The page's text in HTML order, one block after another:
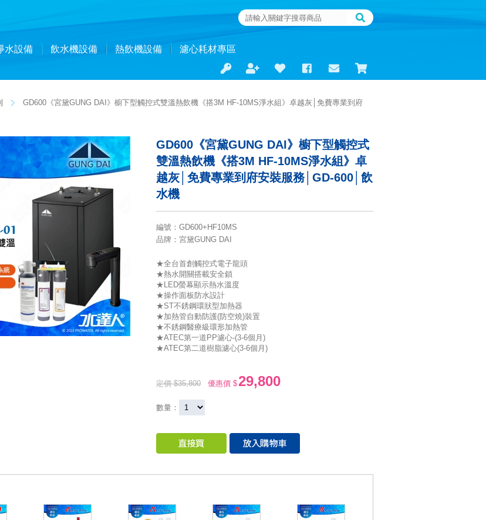
水設備 飲水機設備 熱飲機設備 濾心耗材專區
GD600《宮黛GUNG DAI》櫥下型觸控式雙溫熱飲機《搭3M HF-10MS淨水組》卓越灰│免費專業到府
GD600《宮黛GUNG DAI》櫥下型觸控式
雙溫熱飲機《搭3M HF-10MS淨水組》卓
越灰│免費專業到府安裝服務│GD-600│飲
水機
編號 ： GD600+HF10MS
品牌 ：宮黛GUNG DAI
★全台首創觸控式電子龍頭
★熱水開關搭載安全鎖
★LED螢幕顯示熱水溫度
★操作面板防水設計
★ST不銹鋼環狀型加熱器
★加熱管自動防護(防空燒)裝置
★不銹鋼醫療級環形加熱管
★ATEC第一道PP濾心-(3-6個月)
★ATEC第二道樹脂濾心(3-6個月)
定價 $35,800 優惠價 $29,800
數量：